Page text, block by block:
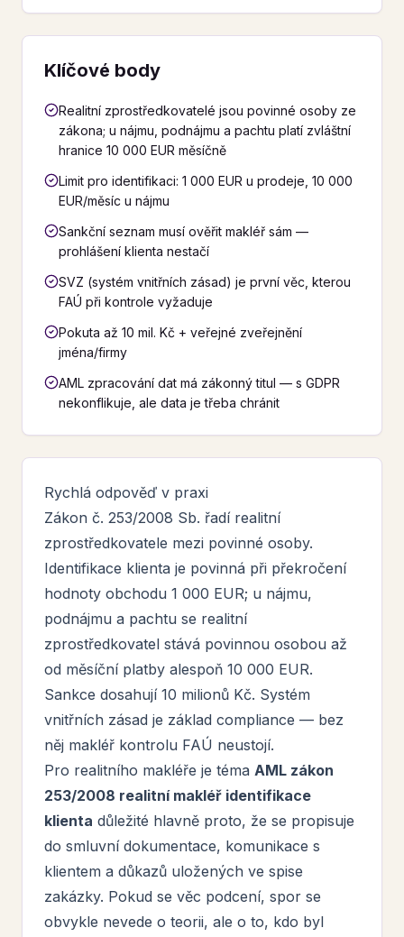
Klíčové body
Realitní zprostředkovatelé jsou povinné osoby ze
zákona; u nájmu, podnájmu a pachtu platí zvláštní
hranice 10 000 EUR měsíčně
Limit pro identifikaci: 1 000 EUR u prodeje, 10 000
EUR/měsíc u nájmu
Sankční seznam musí ověřit makléř sám —
prohlášení klienta nestačí
SVZ (systém vnitřních zásad) je první věc, kterou
FAÚ při kontrole vyžaduje
Pokuta až 10 mil. Kč + veřejné zveřejnění
jména/firmy
AML zpracování dat má zákonný titul — s GDPR
nekonflikuje, ale data je třeba chránit
Rychlá odpověď v praxi
Zákon č. 253/2008 Sb. řadí realitní
zprostředkovatele mezi povinné osoby.
Identifikace klienta je povinná při překročení
hodnoty obchodu 1 000 EUR; u nájmu,
podnájmu a pachtu se realitní
zprostředkovatel stává povinnou osobou až
od měsíční platby alespoň 10 000 EUR.
Sankce dosahují 10 milionů Kč. Systém
vnitřních zásad je základ compliance — bez
něj makléř kontrolu FAÚ neustojí.
Pro realitního makléře je téma AML zákon
253/2008 realitní makléř identifikace
klienta důležité hlavně proto, že se propisuje
do smluvní dokumentace, komunikace s
klientem a důkazů uložených ve spise
zakázky. Pokud se věc podcení, spor se
obvykle nevede o teorii, ale o to, kdo byl